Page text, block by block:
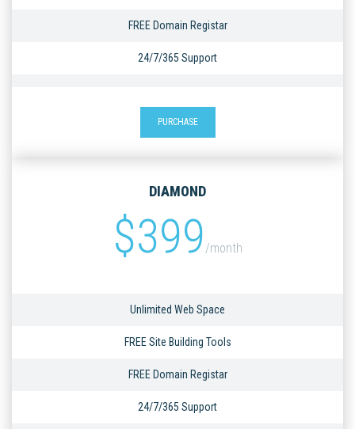
FREE Domain Registar
24/7/365 Support
PURCHASE
DIAMOND
$399 /month
Unlimited Web Space
FREE Site Building Tools
FREE Domain Registar
24/7/365 Support